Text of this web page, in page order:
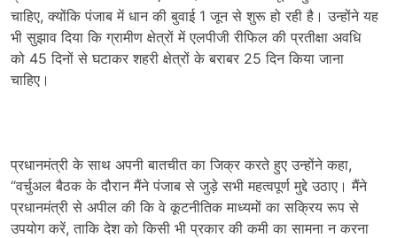
चाहिए,क्योंकि पंजाब में धान की बुवाई 1 जून से शुरू हो रही है। उन्होंने यह
भी सुझाव दिया कि ग्रामीण क्षेत्रों में एलपीजी रीफिल की प्रतीक्षा अवधि
को 45 दिनों से घटाकर शहरी क्षेत्रों के बराबर 25 दिन किया जाना
चाहिए।
प्रधानमंत्री के साथ अपनी बातचीत का जिक्र करते हुए उन्होंने कहा,
“वर्चुअल बैठक के दौरान मैंने पंजाब से जुड़े सभी महत्वपूर्ण मुद्दे उठाए। मैंने
प्रधानमंत्री से अपील की कि वे कूटनीतिक माध्यमों का सक्रिय रूप से
उपयोग करें,ताकि देश को किसी भी प्रकार की कमी का सामना न करना